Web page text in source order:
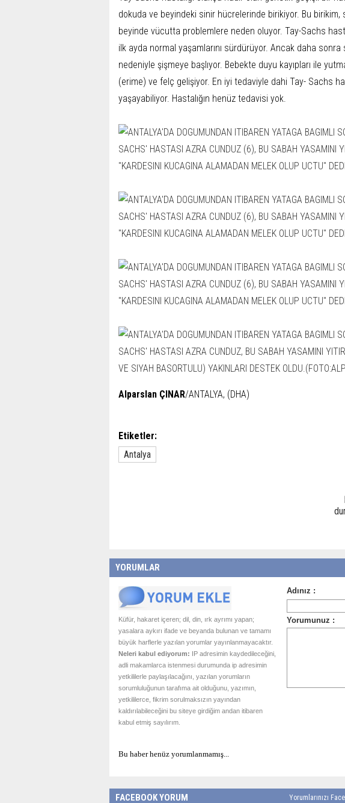
dokuda ve beyindeki sinir hücrelerinde birikiyor. Bu birikim,
beyinde vücutta problemlere neden oluyor. Tay-Sachs
ilk ayda normal yaşamlarını sürdürüyor. Ancak daha
nedeniyle şişmeye başlıyor. Bebekte duyu kayıpları ile
(erime) ve felç gelişiyor. En iyi tedaviyle dahi Tay- Sachs
yaşayabiliyor. Hastalığın henüz tedavisi yok.
Alparslan ÇINAR/ANTALYA, (DHA)
Etiketler:
Antalya
YORUMLAR
Küfür, hakaret içeren; dil, din, ırk ayrımı yapan;
yasalara aykırı ifade ve beyanda bulunan ve tamamı
büyük harflerle yazılan yorumlar yayınlanmayacaktır.
Neleri kabul ediyorum: IP adresimin kaydedileceğini,
adli makamlarca istenmesi durumunda ip adresimin
yetkililerle paylaşılacağını, yazılan yorumların
sorumluluğunun tarafıma ait olduğunu, yazımın,
yetkililerce, fikrim sorulmaksızın yayından
kaldırılabileceğini bu siteye girdiğim andan itibaren
kabul etmiş sayılırım.
Bu haber henüz yorumlanmamış...
FACEBOOK YORUM Yorumlarınızı